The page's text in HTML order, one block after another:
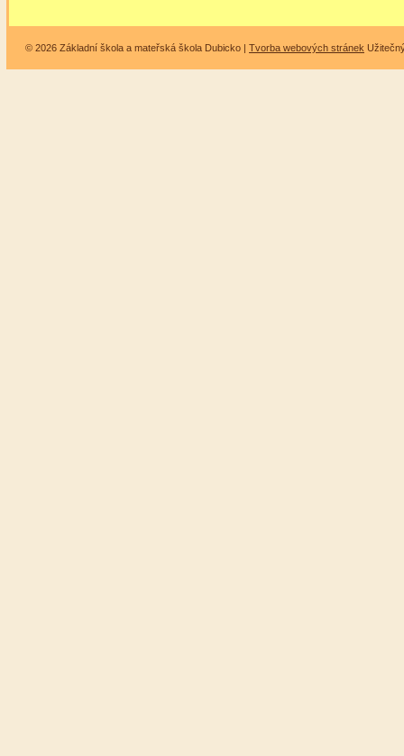
© 2026 Základní škola a mateřská škola Dubicko | Tvorba webových stránek